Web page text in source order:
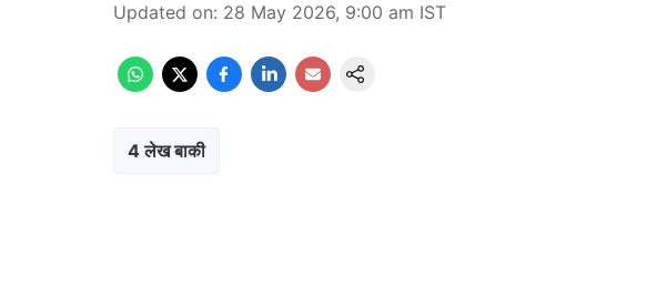
Updated on: 28 May 2026, 9:00 am IST
4 लेख बाकी